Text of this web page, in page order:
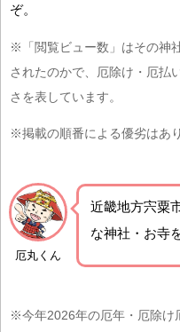
ぞ。
※「閲覧ビュー数」はその神
されたのかで、厄除け・厄払
さを表しています。
※掲載の順番による優劣はあ
厄丸くん
近畿地方宍粟
な神社・お寺
※今年2026年の厄年・厄除け